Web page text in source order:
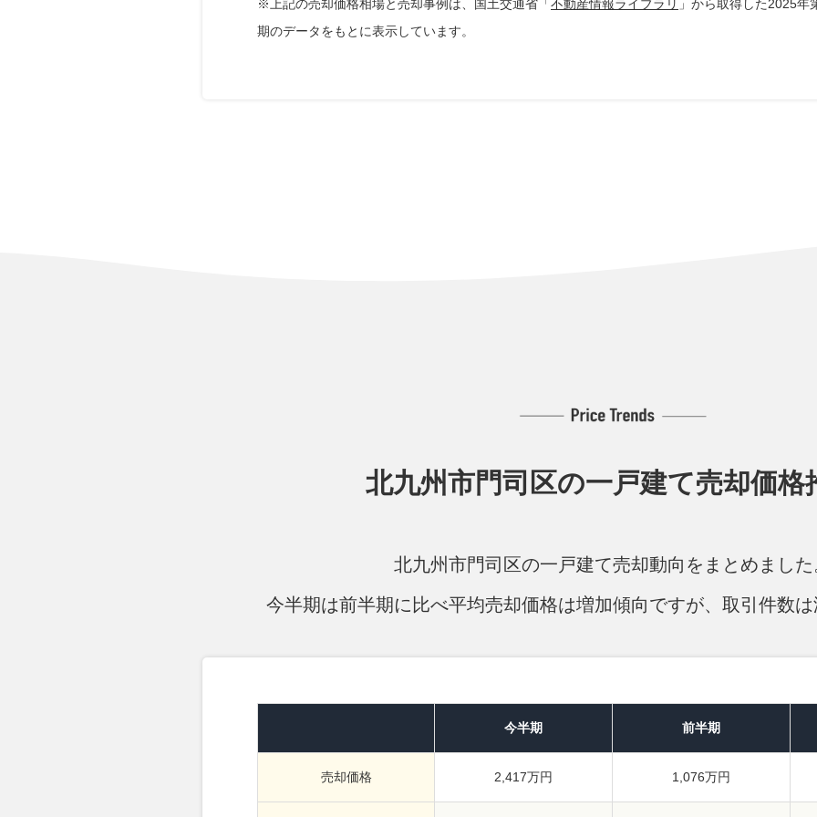
※上記の売却価格相場と売却事例は、国土交通省「不動産情報ライブラリ 」から取得した2025
期のデータをもとに表示しています。
北九州市門司区の一戸建て売却価格
北九州市門司区の一戸建て売却動向をまとめました
今半期は前半期に比べ平均売却価格は増加傾向ですが、取引件数は
今半期 前半期
売却価格 2,417万円 1,076万円